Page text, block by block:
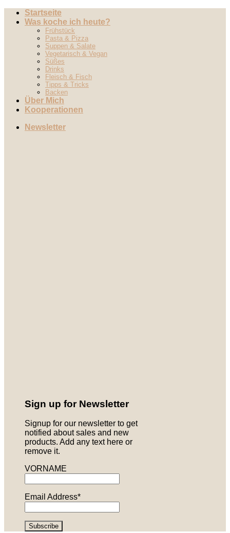
Zum
Inhalt
Startseite
Was koche ich heute?
Frühstück
Pasta & Pizza
Suppen & Salate
Vegetarisch & Vegan
Süßes
Drinks
Fleisch & Fisch
Tipps & Tricks
Backen
Über Mich
Kooperationen
Newsletter
Sign up for Newsletter
Signup for our newsletter to get
notified about sales and new
products. Add any text here or
remove it.
VORNAME
Email Address*